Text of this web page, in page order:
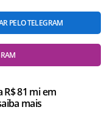
PELO TELEGRAM
R$ 81 mi em
mais